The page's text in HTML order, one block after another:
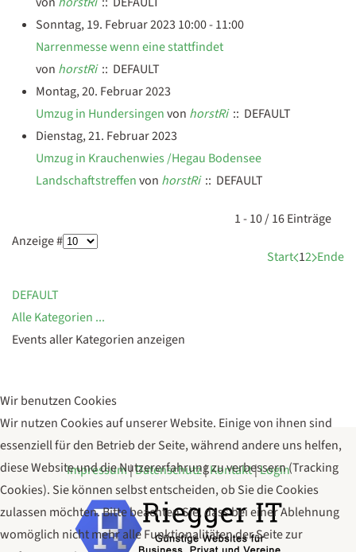
Sonntag, 19. Februar 2023 10:00 - 11:00
Narrenmesse wenn eine stattfindet
von horstRi:: DEFAULT
Montag, 20. Februar 2023
Umzug in Hundersingenvon horstRi:: DEFAULT
Dienstag, 21. Februar 2023
Umzug in Krauchenwies /Hegau Bodensee
Landschaftstreffenvon horstRi:: DEFAULT
1 - 10 / 16 Einträge
Anzeige #
Start 12 Ende
DEFAULT
Alle Kategorien ...
Events aller Kategorien anzeigen
Impressum|Datenschutz|Kontakt|Login
Wir benutzen Cookies
Wir nutzen Cookies auf unserer Website. Einige von ihnen sind
essenziell für den Betrieb der Seite, während andere uns helfen,
diese Website und die Nutzererfahrung zu verbessern (Tracking
Cookies). Sie können selbst entscheiden, ob Sie die Cookies
zulassen möchten. Bitte beachten Sie, dass bei einer Ablehnung
womöglich nicht mehr alle Funktionalitäten der Seite zur